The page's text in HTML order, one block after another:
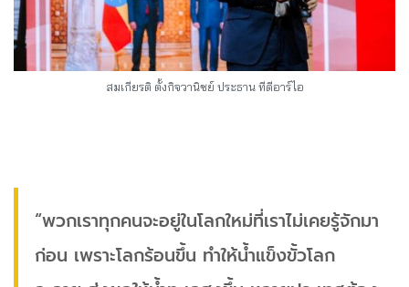
สมเกียรติ ตั้งกิจวานิชย์ ประธาน ทีดีอาร์ไอ
“พวกเราทุกคนจะอยู่ในโลกใหม่ที่เราไม่เคยรู้จักมา
ก่อน เพราะโลกร้อนขึ้น ทำให้น้ำแข็งขั้วโลก